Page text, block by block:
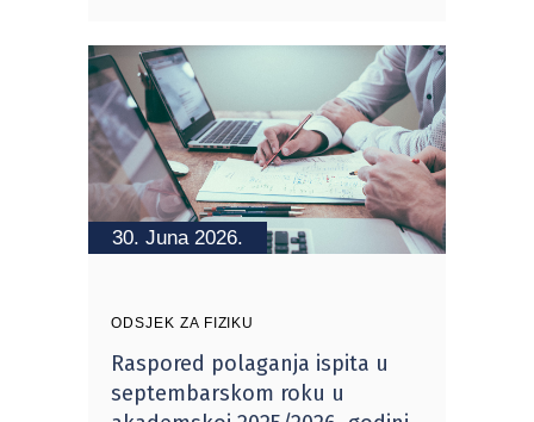
30. Juna 2026.
ODSJEK ZA FIZIKU
Raspored polaganja ispita u
septembarskom roku u